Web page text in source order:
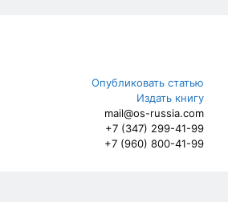
Опубликовать статью
Издать книгу
mail@os-russia.com
+7 (347) 299-41-99
+7 (960) 800-41-99